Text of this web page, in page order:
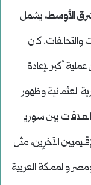
الأوسط، يشمل
والتحالفات. كان
أكبر لإعادة
العثمانية وظهور
بين سوريا
الآخرِين، مثل
والمملكة العربية